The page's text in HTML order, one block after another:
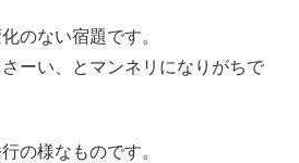
のない宿題です。
ーい、とマンネリになりがちで
の様なものです。